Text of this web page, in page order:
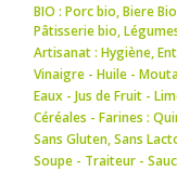
BIO : Porc bio,Biere Bio
Pâtisserie bio,
Artisanat : Hygiène,
Vinaigre - Huile -
Eaux - Jus de Fruit -
Céréales - Farines :
Sans Gluten, Sans
Soupe - Traiteur -